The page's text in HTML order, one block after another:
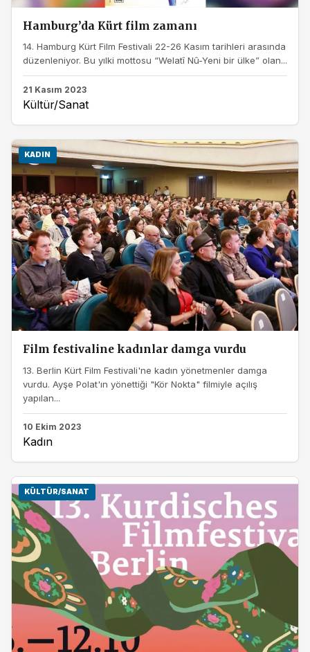
Hamburg’da Kürt film zamanı
14. Hamburg Kürt Film Festivali 22-26 Kasım tarihleri arasında
düzenleniyor. Bu yılki mottosu “Welatî Nû-Yeni bir ülke” olan...
21 Kasım 2023
Kültür/Sanat
KADIN
Film festivaline kadınlar damga vurdu
13. Berlin Kürt Film Festivali'ne kadın yönetmenler damga
vurdu. Ayşe Polat'ın yönettiği "Kör Nokta" filmiyle açılış
yapılan...
10 Ekim 2023
Kadın
KÜLTÜR/SANAT